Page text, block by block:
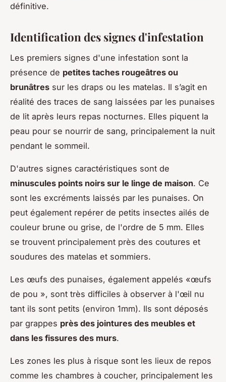
définitive.
Identification des signes d'infestation
Les premiers signes d'une infestation sont la
présence de petites taches rougeâtres ou
brunâtres sur les draps ou les matelas. Il s’agit en
réalité des traces de sang laissées par les punaises
de lit après leurs repas nocturnes. Elles piquent la
peau pour se nourrir de sang, principalement la nuit
pendant le sommeil.
D'autres signes caractéristiques sont de
minuscules points noirs sur le linge de maison. Ce
sont les excréments laissés par les punaises. On
peut également repérer de petits insectes ailés de
couleur brune ou grise, de l'ordre de 5 mm. Elles
se trouvent principalement près des coutures et
soudures des matelas et sommiers.
Les œufs des punaises, également appelés «œufs
de pou », sont très difficiles à observer à l'œil nu
tant ils sont petits (environ 1mm). Ils sont déposés
par grappes près des jointures des meubles et
dans les fissures des murs.
Les zones les plus à risque sont les lieux de repos
comme les chambres à coucher, principalement les